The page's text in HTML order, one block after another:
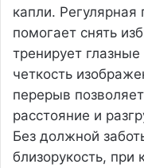
капли. Регулярная
помогает снять
тренирует
четкость
перерыв
расстояние и
Без должной
близорукость, при